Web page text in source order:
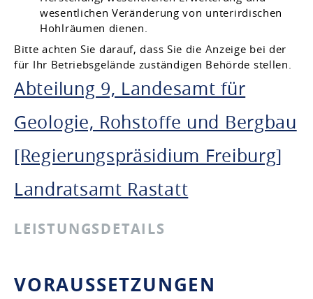
wesentlichen Veränderung von unterirdischen
Hohlräumen dienen.
Bitte achten Sie darauf, dass Sie die Anzeige bei der
für Ihr Betriebsgelände zuständigen Behörde stellen.
Abteilung 9, Landesamt für
Geologie, Rohstoffe und Bergbau
[Regierungspräsidium Freiburg]
Landratsamt Rastatt
LEISTUNGSDETAILS
VORAUSSETZUNGEN